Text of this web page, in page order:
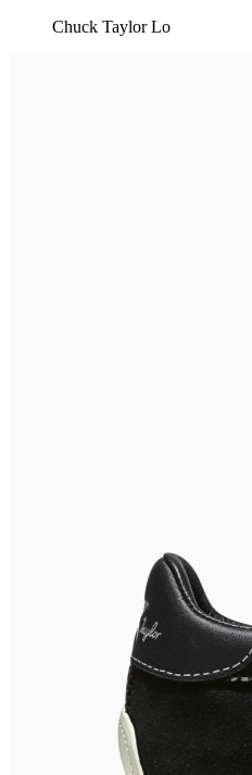
Chuck Taylor Lo